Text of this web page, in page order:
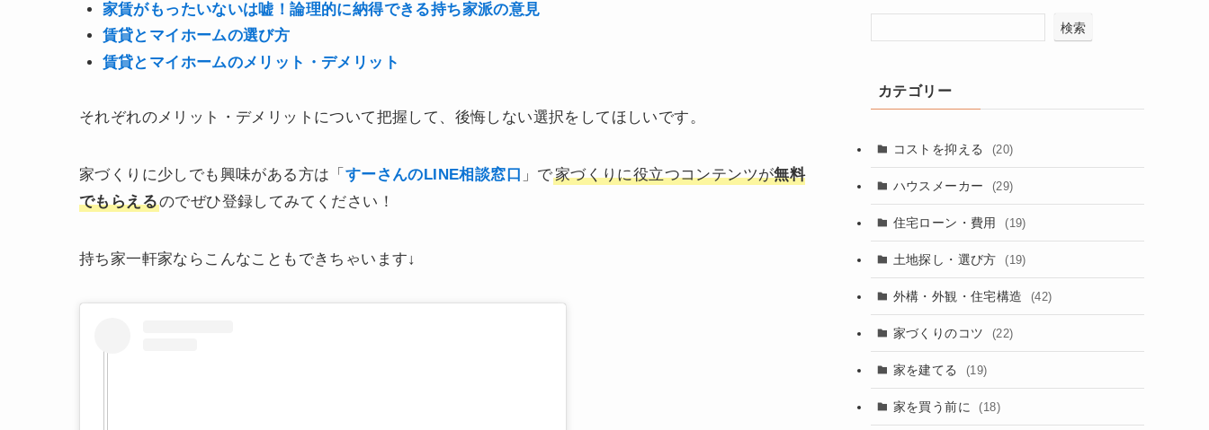
家賃がもったいないは嘘！論理的に納得できる持ち家派の意見
賃貸とマイホームの選び方
賃貸とマイホームのメリット・デメリット
それぞれのメリット・デメリットについて把握して、後悔しない選択をしてほしいです。
家づくりに少しでも興味がある方は「 すーさんのLINE相談窓口 」で家づくりに役立つコンテンツが無料
でもらえるのでぜひ登録してみてください！
持ち家一軒家ならこんなこともできちゃいます↓
検索
カテゴリー
コストを抑える (20)
ハウスメーカー (29)
住宅ローン・費用 (19)
土地探し・選び方 (19)
外構・外観・住宅構造 (42)
家づくりのコツ (22)
家を建てる (19)
家を買う前に (18)